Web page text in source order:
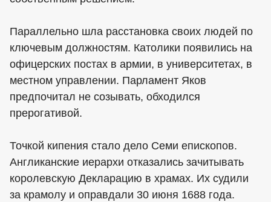
Параллельно шла расстановка своих людей по
ключевым должностям. Католики появились на
офицерских постах в армии, в университетах, в
местном управлении. Парламент Яков
предпочитал не созывать, обходился
прерогативой.
Точкой кипения стало дело Семи епископов.
Англиканские иерархи отказались зачитывать
королевскую Декларацию в храмах. Их судили
за крамолу и оправдали 30 июня 1688 года.